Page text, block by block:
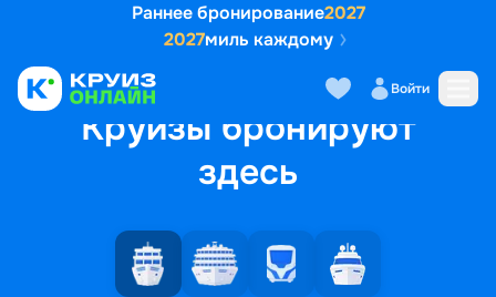
Раннее бронирование2027
2027миль каждому
Войти
Круизы бронируют
здесь